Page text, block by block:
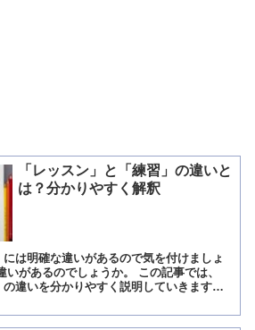
「レッスン」と「練習」の違いと
は？分かりやすく解釈
には明確な違いがあるので気を付けましょ
いがあるのでしょうか。 この記事では、
の違いを分かりやすく説明していきます。